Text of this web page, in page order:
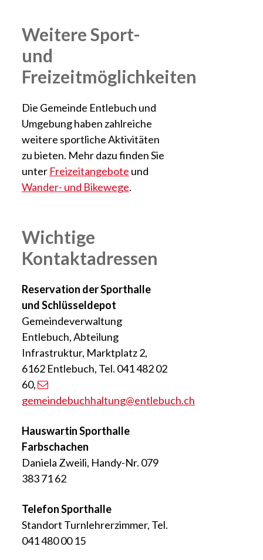
Weitere Sport-
und
Freizeitmöglichkeiten
Die Gemeinde Entlebuch und
Umgebung haben zahlreiche
weitere sportliche Aktivitäten
zu bieten. Mehr dazu finden Sie
unter Freizeitangebote und
Wander- und Bikewege.
Wichtige
Kontaktadressen
Reservation der Sporthalle
und Schlüsseldepot
Gemeindeverwaltung
Entlebuch, Abteilung
Infrastruktur, Marktplatz 2,
6162 Entlebuch, Tel. 041 482 02
60,
gemeindebuchhaltung@entlebuch.ch
Hauswartin Sporthalle
Farbschachen
Daniela Zweili, Handy-Nr. 079
383 71 62
Telefon Sporthalle
Standort Turnlehrerzimmer, Tel.
041 480 00 15